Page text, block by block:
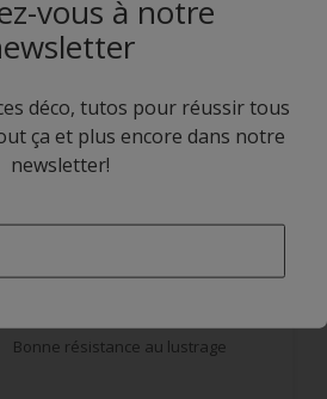
Tendu parfait
Bonne résistance au lustrage
vous à notre
déco, tutos pour réussir tous
ça et plus encore dans notre
newsletter!